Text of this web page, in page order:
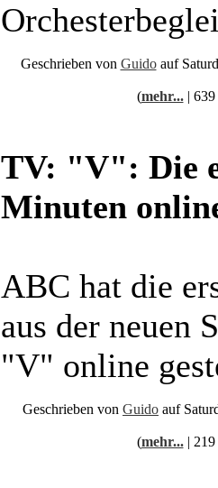
Geschrieben von Guidoauf
(mehr...| 639
TV: "V": Die
Minuten
ABC hat die
aus der neuen
"V" online
Geschrieben von Guido auf
(mehr...| 219